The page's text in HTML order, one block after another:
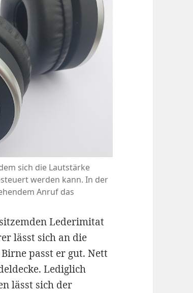
sich die Lautstärke
werden kann. In der
Anruf das
Lederimitat
lässt sich an die
passt er gut. Nett
Lediglich
lässt sich der